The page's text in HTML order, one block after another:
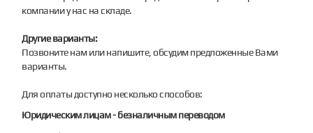
компании у нас на складе.
Другие варианты:
Позвоните нам или напишите, обсудим предложенные Вами
варианты.
Для оплаты доступно несколько способов:
Юридическим лицам - безналичным переводом